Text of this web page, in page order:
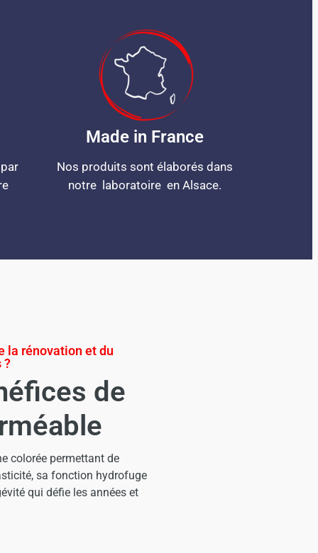
Made in France
Nos produits sont élaborés dans
notre laboratoire en Alsace.
la rénovation et du
?
de
colorée permettant de
sa fonction hydrofuge
qui défie les années et